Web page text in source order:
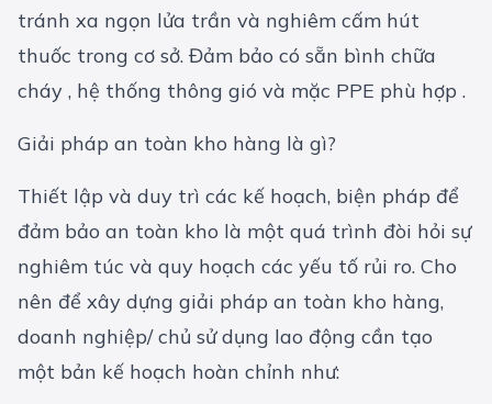
tránh xa ngọn lửa trần và nghiêm cấm hút
thuốc trong cơ sở. Đảm bảo có sẵn bình chữa
cháy , hệ thống thông gió và mặc PPE phù hợp .
Giải pháp an toàn kho hàng là gì?
Thiết lập và duy trì các kế hoạch, biện pháp để
đảm bảo an toàn kho là một quá trình đòi hỏi sự
nghiêm túc và quy hoạch các yếu tố rủi ro. Cho
nên để xây dựng giải pháp an toàn kho hàng,
doanh nghiệp/ chủ sử dụng lao động cần tạo
một bản kế hoạch hoàn chỉnh như: